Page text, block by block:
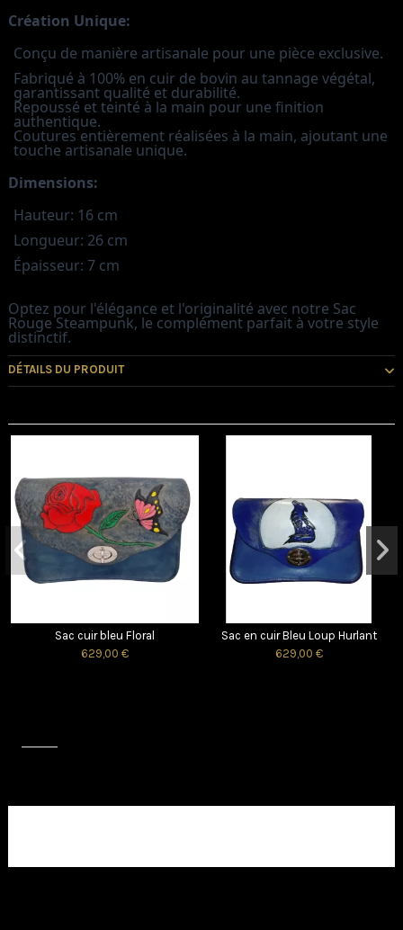
Création Unique:
Conçu de manière artisanale pour une pièce exclusive.
Fabriqué à 100% en cuir de bovin au tannage végétal,
garantissant qualité et durabilité.
Repoussé et teinté à la main pour une finition
authentique.
Coutures entièrement réalisées à la main, ajoutant une
touche artisanale unique.
Dimensions:
Hauteur: 16 cm
Longueur: 26 cm
Épaisseur: 7 cm
Optez pour l'élégance et l'originalité avec notre Sac
Rouge Steampunk, le complément parfait à votre style
distinctif.
DÉTAILS DU PRODUIT
Sac cuir bleu Floral
629,00 €
Sac en cuir Bleu Loup Hurlant
629,00 €